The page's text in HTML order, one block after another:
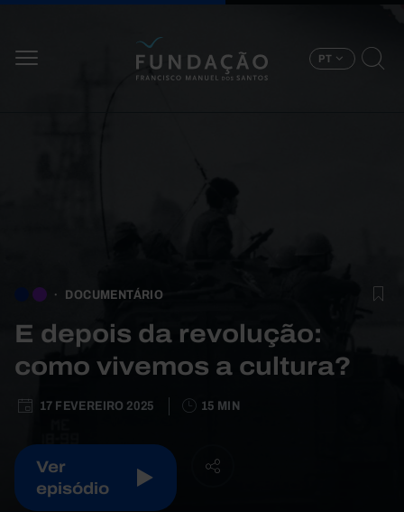
PT
DOCUMENTÁRIO
E depois da revolução:
como vivemos a cultura?
17 FEVEREIRO 2025 15 MIN
Ver
episódio